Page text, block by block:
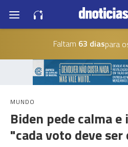
Faltam 63 diaspara
MUNDO
Biden pede calma
"cada voto deve